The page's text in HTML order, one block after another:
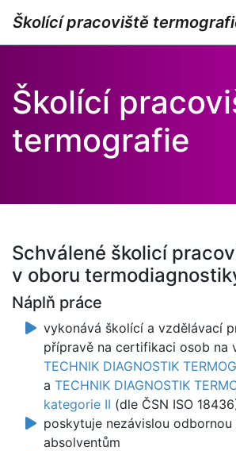
Školící pracoviště
Školící
termografie
Schválené školicí
v oboru
Náplň práce
vykonává školící a vzdělávací
přípravě na certifikaci osob na
TECHNIK DIAGNOSTIK
a TECHNIK DIAGNOSTIK
kategorie II (dle ČSN ISO
poskytuje nezávislou odbornou
absolventům